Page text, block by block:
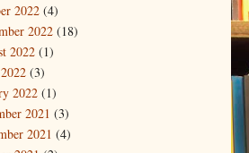
2022 (4)
2022 (18)
2022 (1)
(3)
2022 (1)
2021 (3)
2021 (4)